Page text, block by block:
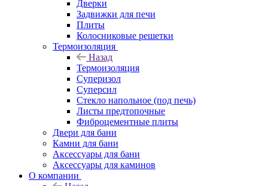
Дверки
Задвижки для печи
Плиты
Колосниковые решетки
Термоизоляция
Назад
Термоизоляция
Суперизол
Суперсил
Стекло напольное (под печь)
Листы предтопочные
Фиброцементные плиты
Двери для бани
Камни для бани
Аксессуары для бани
Аксессуары для каминов
О компании